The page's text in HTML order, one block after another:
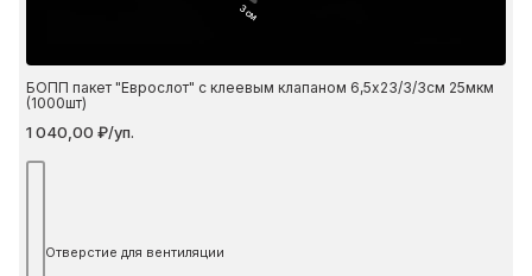
3 см
БОПП пакет "Еврослот" с клеевым клапаном 6,5х23/3/3см 25мкм
(1000шт)
1 040,00 ₽/уп.
Отверстие для вентиляции